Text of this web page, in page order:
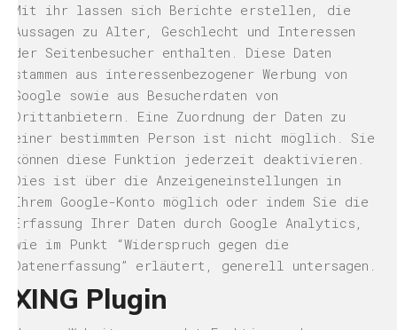
Mit ihr lassen sich Berichte erstellen, die
Aussagen zu Alter, Geschlecht und Interessen
der Seitenbesucher enthalten. Diese Daten
stammen aus interessenbezogener Werbung von
Google sowie aus Besucherdaten von
Drittanbietern. Eine Zuordnung der Daten zu
einer bestimmten Person ist nicht möglich. Sie
können diese Funktion jederzeit deaktivieren.
Dies ist über die Anzeigeneinstellungen in
Ihrem Google-Konto möglich oder indem Sie die
Erfassung Ihrer Daten durch Google Analytics,
wie im Punkt “Widerspruch gegen die
Datenerfassung” erläutert, generell untersagen.
XING Plugin